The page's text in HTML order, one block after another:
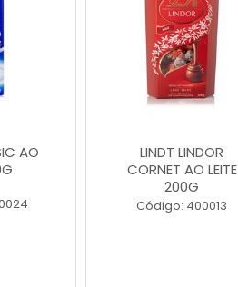
AO
LINDT LINDOR
CORNET AO LEITE
200G
Código: 400013